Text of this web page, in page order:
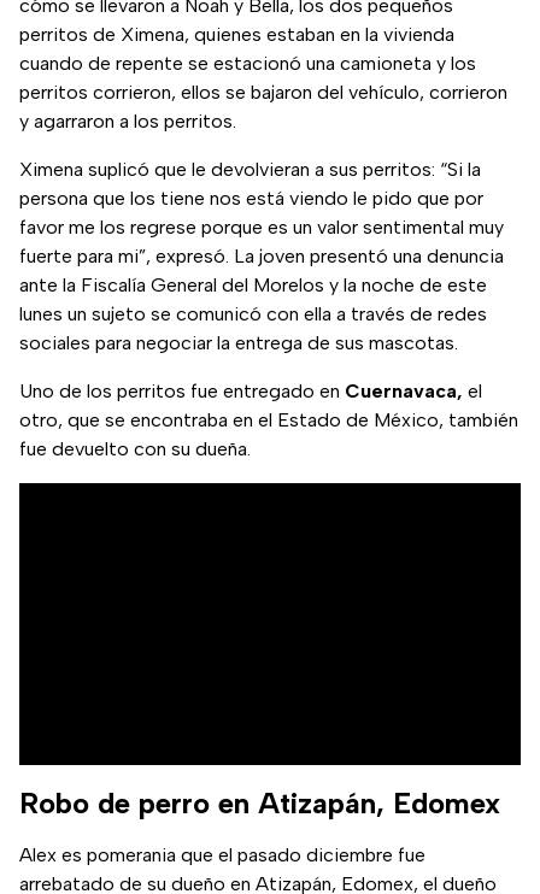
cómo se llevaron a Noah y Bella, los dos pequeños
perritos de Ximena, quienes estaban en la vivienda
cuando de repente se estacionó una camioneta y los
perritos corrieron, ellos se bajaron del vehículo, corrieron
y agarraron a los perritos.
Ximena suplicó que le devolvieran a sus perritos: “Si la
persona que los tiene nos está viendo le pido que por
favor me los regrese porque es un valor sentimental muy
fuerte para mi”, expresó. La joven presentó una denuncia
ante la Fiscalía General del Morelos y la noche de este
lunes un sujeto se comunicó con ella a través de redes
sociales para negociar la entrega de sus mascotas.
Uno de los perritos fue entregado en Cuernavaca, el
otro, que se encontraba en el Estado de México, también
fue devuelto con su dueña.
Robo de perro en Atizapán, Edomex
Alex es pomerania que el pasado diciembre fue
arrebatado de su dueño en Atizapán, Edomex, el dueño